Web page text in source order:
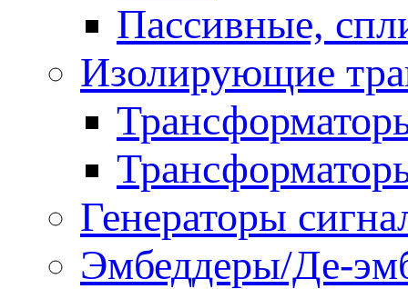
Пассивные,
Изолирующие
Генераторы
Эмбеддеры/Де-